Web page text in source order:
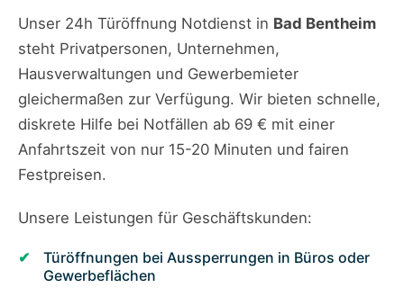
Unser 24h Türöffnung Notdienst in Bad Bentheim
steht Privatpersonen, Unternehmen,
Hausverwaltungen und Gewerbemieter
gleichermaßen zur Verfügung. Wir bieten schnelle,
diskrete Hilfe bei Notfällen ab 69 € mit einer
Anfahrtszeit von nur 15-20 Minuten und fairen
Festpreisen.
Unsere Leistungen für Geschäftskunden:
Türöffnungen bei Aussperrungen in Büros oder
Gewerbeflächen